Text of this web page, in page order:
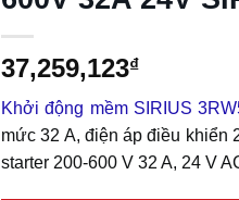
37,259,123₫
Khởi động mềm SIRIUS
mức 32 A, điện áp điều khiển
starter 200-600 V 32 A, 24 V